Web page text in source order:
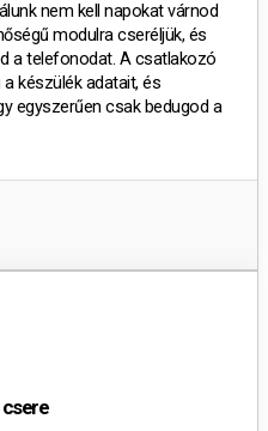
nem kell napokat várnod
modulra cseréljük, és
a telefonodat. A csatlakozó
készülék adatait, és
egyszerűen csak bedugod a